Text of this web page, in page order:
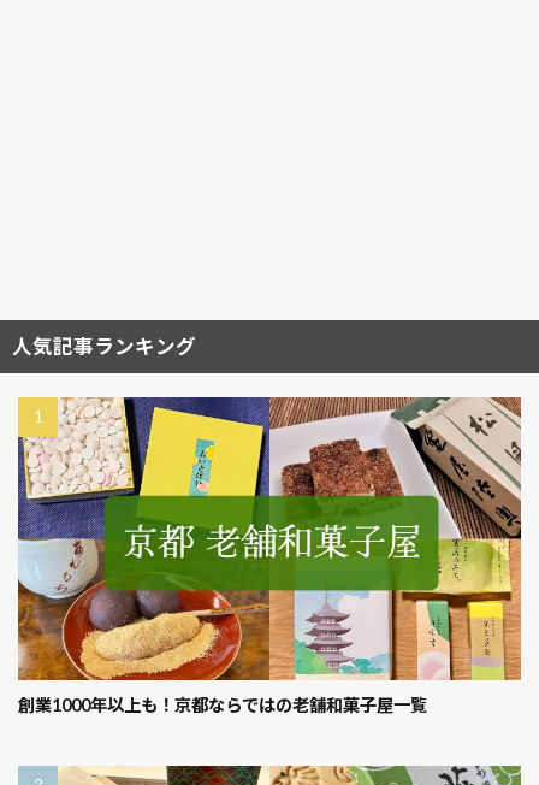
人気記事ランキング
創業1000年以上も！京都ならではの老舗和菓子屋一覧